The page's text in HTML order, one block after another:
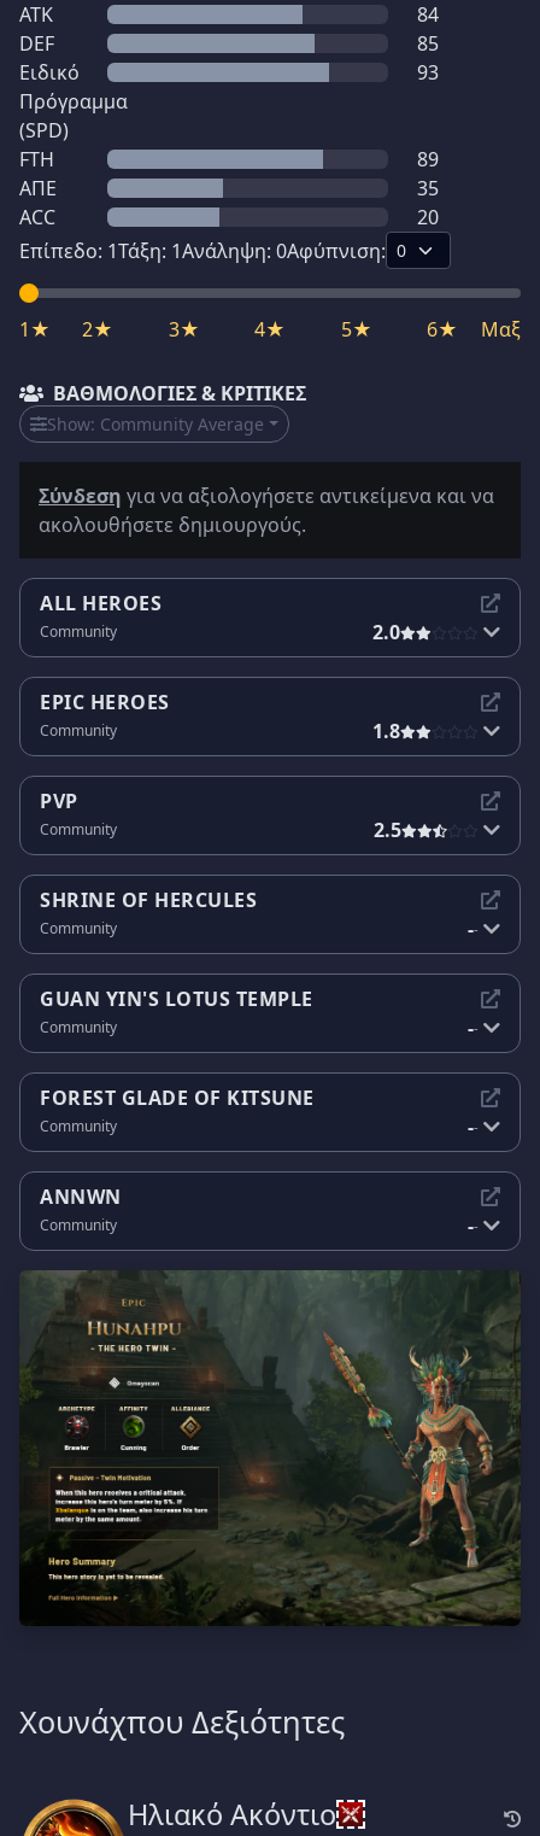
ATK
84
DEF
85
Ειδικό
Πρόγραμμα
(SPD)
93
FTH
89
ΑΠΕ
35
ACC
20
Επίπεδο: 1Τάξη: 1Ανάληψη: 0Αφύπνιση:
1★ 2★ 3★ 4★ 5★ 6★ Μαξ
ΒΑΘΜΟΛΟΓΊΕΣ & ΚΡΙΤΙΚΈΣ
Show: Community Average
Σύνδεση για να αξιολογήσετε αντικείμενα και να
ακολουθήσετε δημιουργούς.
ALL HEROES
Community 2.0
EPIC HEROES
Community 1.8
PVP
Community 2.5
SHRINE OF HERCULES
Community --
GUAN YIN'S LOTUS TEMPLE
Community --
FOREST GLADE OF KITSUNE
Community --
ANNWN
Community --
Χουνάχπου Δεξιότητες
Ηλιακό Ακόντιο